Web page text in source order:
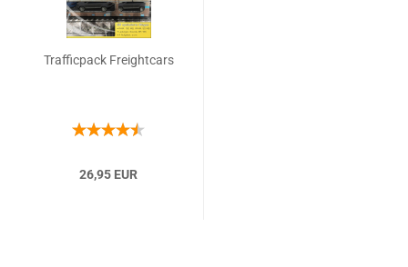
Trafficpack Freightcars
26,95 EUR